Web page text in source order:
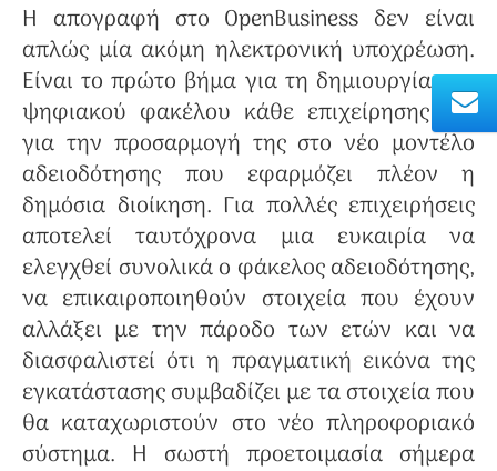
Η απογραφή στο OpenBusiness δεν είναι
απλώς μία ακόμη ηλεκτρονική υποχρέωση.
Είναι το πρώτο βήμα για τη δημιουργία του
ψηφιακού φακέλου κάθε επιχείρησης και
για την προσαρμογή της στο νέο μοντέλο
αδειοδότησης που εφαρμόζει πλέον η
δημόσια διοίκηση. Για πολλές επιχειρήσεις
αποτελεί ταυτόχρονα μια ευκαιρία να
ελεγχθεί συνολικά ο φάκελος αδειοδότησης,
να επικαιροποιηθούν στοιχεία που έχουν
αλλάξει με την πάροδο των ετών και να
διασφαλιστεί ότι η πραγματική εικόνα της
εγκατάστασης συμβαδίζει με τα στοιχεία που
θα καταχωριστούν στο νέο πληροφοριακό
σύστημα. Η σωστή προετοιμασία σήμερα